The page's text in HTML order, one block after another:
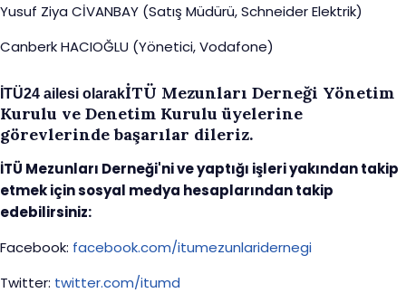
Yusuf Ziya CİVANBAY (Satış Müdürü, Schneider Elektrik)
Canberk HACIOĞLU (Yönetici, Vodafone)
İTÜ24 ailesi olarakİTÜ Mezunları Derneği Yönetim
Kurulu ve Denetim Kurulu üyelerine
görevlerinde başarılar dileriz.
İTÜ Mezunları Derneği'ni ve yaptığı işleri yakından takip
etmek için sosyal medya hesaplarından takip
edebilirsiniz:
Facebook: facebook.com/itumezunlaridernegi
Twitter: twitter.com/itumd